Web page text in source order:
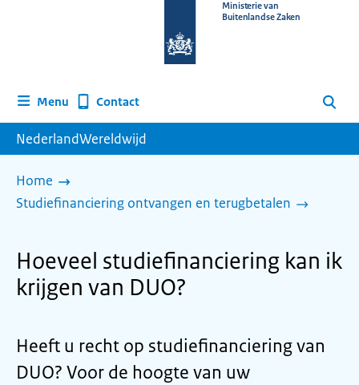
homepage
Ministerie van
Buitenlandse Zaken
Menu Contact Zoeken
NederlandWereldwijd
Home
Studiefinanciering ontvangen en terugbetalen
Hoeveel studiefinanciering kan ik
krijgen van DUO?
Heeft u recht op studiefinanciering van
DUO? Voor de hoogte van uw